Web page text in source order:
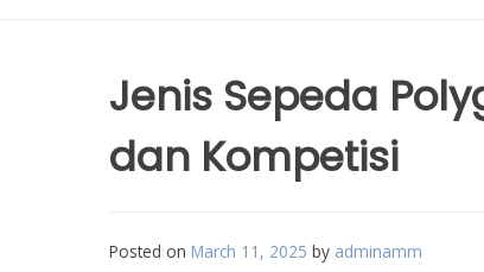
Jenis Sepeda
dan Kompetisi
Posted on March 11, 2025 by adminamm